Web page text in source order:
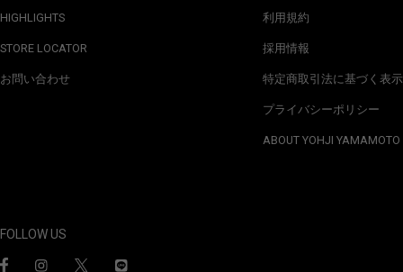
HIGHLIGHTS
STORE LOCATOR
お問い合わせ
利用規約
採用情報
特定商取引法に基づく表示
プライバシーポリシー
ABOUT YOHJI YAMAMOTO
FOLLOW US